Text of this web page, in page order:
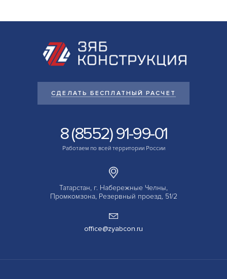
СДЕЛАТЬ БЕСПЛАТНЫЙ РАСЧЕТ
8 (8552) 91-99-01
Работаем по всей территории России
Татарстан, г. Набережные Челны,
Промкомзона, Резервный проезд, 51/2
office@zyabcon.ru